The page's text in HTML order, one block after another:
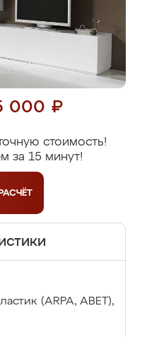
000 ₽
стоимость!
за 15 минут!
РАСЧЁТ
(ARPA, ABET),